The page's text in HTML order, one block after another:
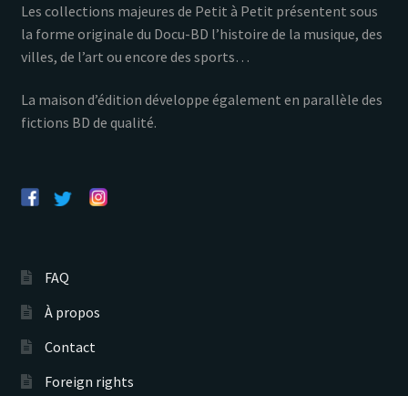
Les collections majeures de Petit à Petit présentent sous
la forme originale du Docu-BD l’histoire de la musique, des
villes, de l’art ou encore des sports…
La maison d’édition développe également en parallèle des
fictions BD de qualité.
FAQ
À propos
Contact
Foreign rights